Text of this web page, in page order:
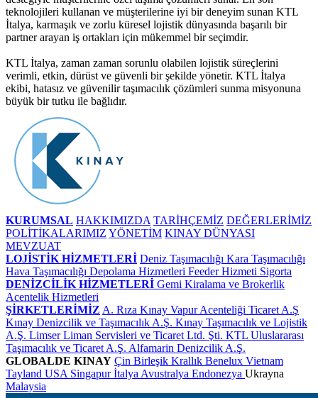
teknolojileri kullanan ve müşterilerine iyi bir deneyim sunan KTL
İtalya, karmaşık ve zorlu küresel lojistik dünyasında başarılı bir
partner arayan iş ortakları için mükemmel bir seçimdir.
KTL İtalya, zaman zaman sorunlu olabilen lojistik süreçlerini
verimli, etkin, dürüst ve güvenli bir şekilde yönetir. KTL İtalya
ekibi, hatasız ve güvenilir taşımacılık çözümleri sunma misyonuna
büyük bir tutku ile bağlıdır.
KURUMSAL HAKKIMIZDA TARİHÇEMİZ DEĞERLERİMİZ
POLİTİKALARIMIZ YÖNETİM KINAY DÜNYASI
MEVZUAT
LOJİSTİK HİZMETLERİ Deniz Taşımacılığı Kara Taşımacılığı
Hava Taşımacılığı Depolama Hizmetleri Feeder Hizmeti Sigorta
DENİZCİLİK HİZMETLERİ Gemi Kiralama ve Brokerlik
Acentelik Hizmetleri
ŞİRKETLERİMİZ A. Rıza Kınay Vapur Acenteliği Ticaret A.Ş
Kınay Denizcilik ve Taşımacılık A.Ş. Kınay Taşımacılık ve Lojistik
A.Ş. Limser Liman Servisleri ve Ticaret Ltd. Şti. KTL Uluslararası
Taşımacılık ve Ticaret A.Ş. Alfamarin Denizcilik A.Ş.
GLOBALDE KINAY Çin Birleşik Krallık Benelux Vietnam
Tayland USA Singapurİtalya Avustralya Endonezya Ukrayna
Malaysia